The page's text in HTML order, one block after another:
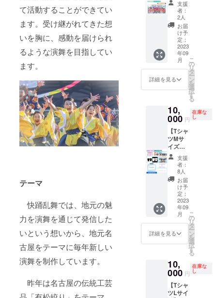
て活動することができてい
ます。受け継がれてきた想
いを胸に、感動を届けられ
るような演舞を目指してい
ます。
テーマ
快踊乱舞では、地元の魅
力を演舞を通じて発信した
いという想いから、地元名
古屋をテーマに毎年新しい
演舞を制作しています。
昨年は名古屋の伝統工芸
【追加
リター
ン】 ・
出張演
舞披露
ご依頼
に沿っ
て演舞
披露に
出向か
せてい
ただき
※備考欄
にご希
望の場
所と時
期をお
書きく
ださ
い。そ
の後、
詳細に
ついて
調整さ
せてい
ただき
ます。
※場所や
時期に
うこと
ができ
ない場
合があ
ります
支援
者：
2人
お届
け予
定：
2023
年09
月
詳細を見る
こ
の
リ
タ
ー
ン
を
選
択
す
る
10,
000 円
在庫な
し
【Tシャ
ツMサ
イズ】
大感
謝！！
らんま
パー
フェク
トセッ
礼の手
紙 ・椛
巡＋歴
代演舞
缶バッ
ジ×３
４） ・
オリジ
ナルら
んまタ
オル ・
支援
者：
8人
お届
け予
定：
2023
年09
月
詳細を見る
こ
の
リ
タ
ー
ン
を
選
択
す
る
10,
000 円
在庫な
し
【Tシャ
ツLサイ